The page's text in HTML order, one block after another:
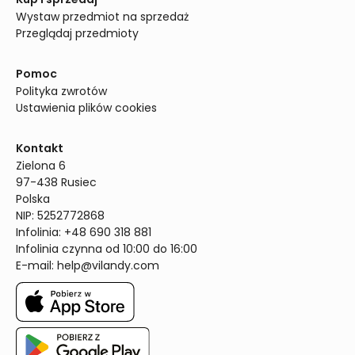
Wystaw przedmiot na sprzedaż
Przeglądaj przedmioty
Pomoc
Polityka zwrotów
Ustawienia plików cookies
Kontakt
Zielona 6
97-438 Rusiec
Polska
NIP: 5252772868
Infolinia: +48 690 318 881
Infolinia czynna od 10:00 do 16:00
E-mail: help@vilandy.com